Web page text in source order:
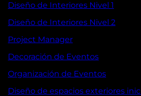
Diseño de Interiores Nivel 1
Diseño de Interiores Nivel 2
Project Manager
Decoración de Eventos
Organización de Eventos
Diseño de espacios exteriores